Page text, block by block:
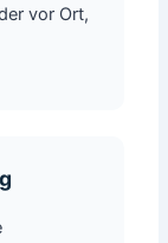
vor Ort,